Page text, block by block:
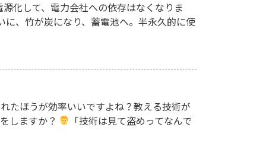
化して、電力会社への依存はなくなりま
、竹が炭になり、蓄電池へ。半永久的に使
たほうが効率いいですよね？教える技術が
しますか？
「技術は見て盗めってなんで